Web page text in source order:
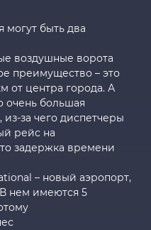
быть два
воздушные ворота
преимущество – это
от центра города. А
очень большая
из-за чего диспетчеры
рейс на
задержка времени
– новый аэропорт,
нем имеются 5